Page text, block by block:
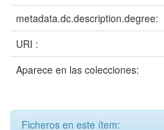
metadata.dc.description.degree:
URI :
Aparece en las colecciones:
Ficheros en este ítem: